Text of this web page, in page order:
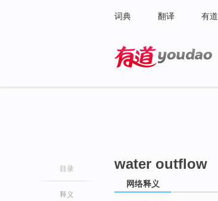
词典 翻译 有
目录
释义
water outflow
网络释义